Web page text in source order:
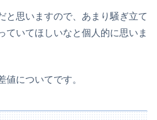
と思いますので、あまり騒ぎ立て
ていてほしいなと個人的に思いま
値についてです。